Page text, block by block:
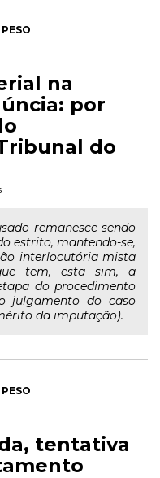
na
por
do
remanesce sendo
estrito, mantendo-se,
interlocutória mista
tem, esta sim, a
do procedimento
julgamento do caso
da imputação).
tentativa